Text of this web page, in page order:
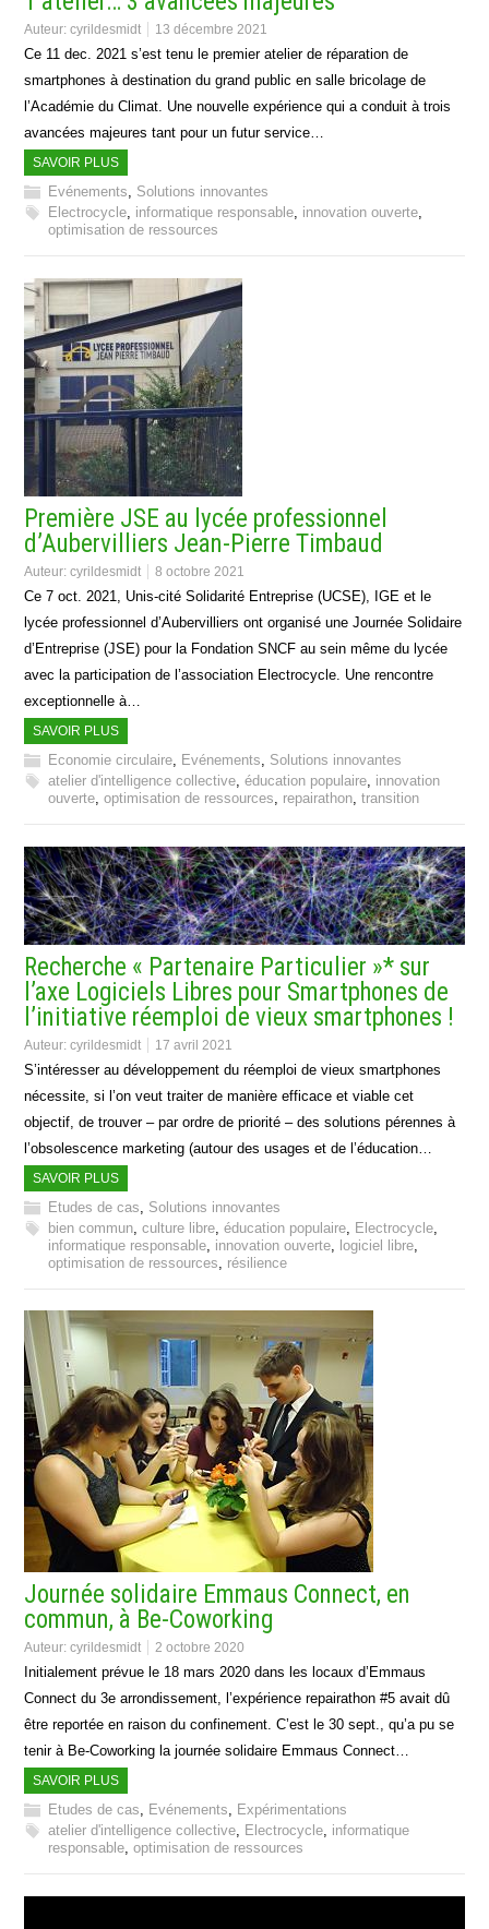
Auteur:cyrildesmidt 13 décembre 2021
Ce 11 dec. 2021 s’est tenu le premier atelier de réparation de
smartphones à destination du grand public en salle bricolage de
l’Académie du Climat. Une nouvelle expérience qui a conduit à trois
avancées majeures tant pour un futur service…
SAVOIR PLUS
Evénements
Solutions innovantes
Electrocycle informatique responsable innovation ouverte
optimisation de ressources
Première JSE au lycée professionnel
d’Aubervilliers Jean-Pierre Timbaud
Auteur:cyrildesmidt 8 octobre 2021
Ce 7 oct. 2021, Unis-cité Solidarité Entreprise (UCSE), IGE et le
lycée professionnel d’Aubervilliers ont organisé une Journée Solidaire
d’Entreprise (JSE) pour la Fondation SNCF au sein même du lycée
avec la participation de l’association Electrocycle. Une rencontre
exceptionnelle à…
SAVOIR PLUS
Economie circulaire Evénements
Solutions innovantes
atelier d'intelligence collective ,éducation populaire innovation
ouverte ,optimisation de ressources repairathon ,transition
Recherche « Partenaire Particulier »* sur
l’axe Logiciels Libres pour Smartphones de
l’initiative réemploi de vieux smartphones !
Auteur:cyrildesmidt 17 avril 2021
S’intéresser au développement du réemploi de vieux smartphones
nécessite, si l’on veut traiter de manière efficace et viable cet
objectif, de trouver – par ordre de priorité – des solutions pérennes à
l’obsolescence marketing (autour des usages et de l’éducation…
SAVOIR PLUS
Etudes de cas
Solutions innovantes
bien commun ,culture libre ,éducation populaire Electrocycle
informatique responsable innovation ouverte logiciel libre
optimisation de ressources
résilience
Journée solidaire Emmaus Connect, en
commun, à Be-Coworking
Auteur:cyrildesmidt 2 octobre 2020
Initialement prévue le 18 mars 2020 dans les locaux d’Emmaus
Connect du 3e arrondissement, l’expérience repairathon #5 avait dû
être reportée en raison du confinement. C’est le 30 sept., qu’a pu se
tenir à Be-Coworking la journée solidaire Emmaus Connect…
SAVOIR PLUS
Etudes de cas, Evénements, Expérimentations
atelier d'intelligence collective, Electrocycle, informatique
responsable,optimisation de ressources